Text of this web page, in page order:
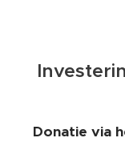
💰
Donatie via